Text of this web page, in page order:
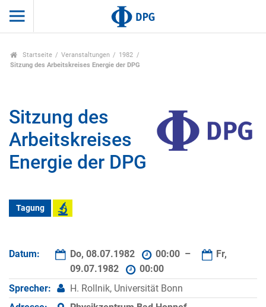
Startseite Veranstaltungen
1982
Sitzung des Arbeitskreises Energie der DPG
Sitzung des
Arbeitskreises
Energie der DPG
Tagung
Datum: Do, 08.07.1982 00:00 –
Fr,
09.07.1982
00:00
Sprecher:
H. Rollnik, Universität Bonn